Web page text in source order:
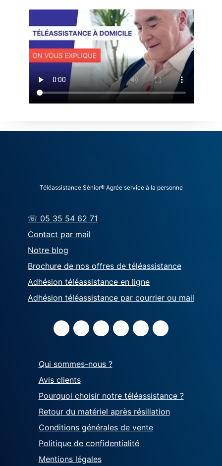
Téléassistance Sénior® Agrée service à la personne
☏ 05 35 54 62 71
Contact par mail
Notre blog
Brochure de nos offres de téléassistance
Adhésion téléassistance en ligne
Adhésion téléassistance par courrier ou mail
Qui sommes-nous ?
Avis clients
Pourquoi choisir notre téléassistance ?
Retour du matériel après résiliation
Conditions générales de vente
Politique de confidentialité
Mentions légales